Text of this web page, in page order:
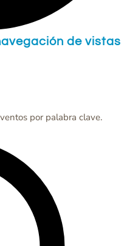
de vistas
por palabra clave.